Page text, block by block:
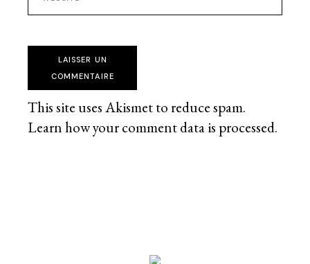
LAISSER UN
COMMENTAIRE
This site uses Akismet to reduce spam.
Learn how your comment data is processed.